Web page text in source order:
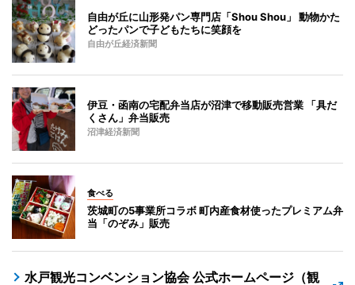
自由が丘に山形発パン専門店「Shou Shou」 動物かた
どったパンで子どもたちに笑顔を
自由が丘経済新聞
伊豆・函南の宅配弁当店が沼津で移動販売営業 「具だ
くさん」弁当販売
沼津経済新聞
食べる
茨城町の5事業所コラボ 町内産食材使ったプレミアム弁
当「のぞみ」販売
水戸観光コンベンション協会 公式ホームページ（観